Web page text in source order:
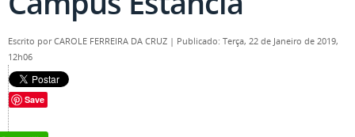
Escrito porCAROLE FERREIRA DA CRUZ | Publicado: Terça, 22 de Janeiro de 2019,
12h06
Save